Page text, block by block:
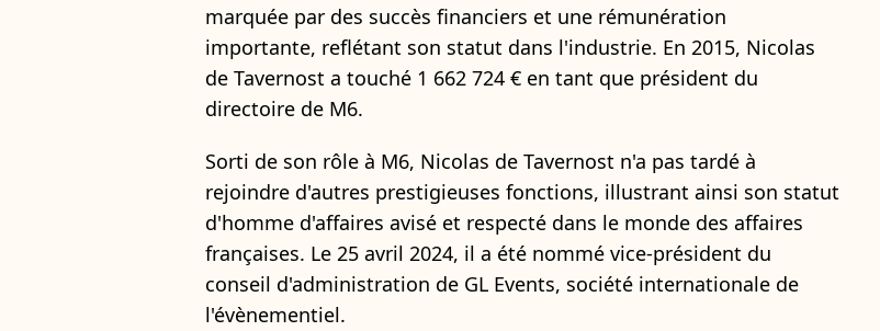
marquée par des succès financiers et une rémunération
importante, reflétant son statut dans l'industrie. En 2015, Nicolas
de Tavernost a touché 1 662 724 € en tant que président du
directoire de M6.
Sorti de son rôle à M6, Nicolas de Tavernost n'a pas tardé à
rejoindre d'autres prestigieuses fonctions, illustrant ainsi son statut
d'homme d'affaires avisé et respecté dans le monde des affaires
françaises. Le 25 avril 2024, il a été nommé vice-président du
conseil d'administration de GL Events, société internationale de
l'évènementiel.